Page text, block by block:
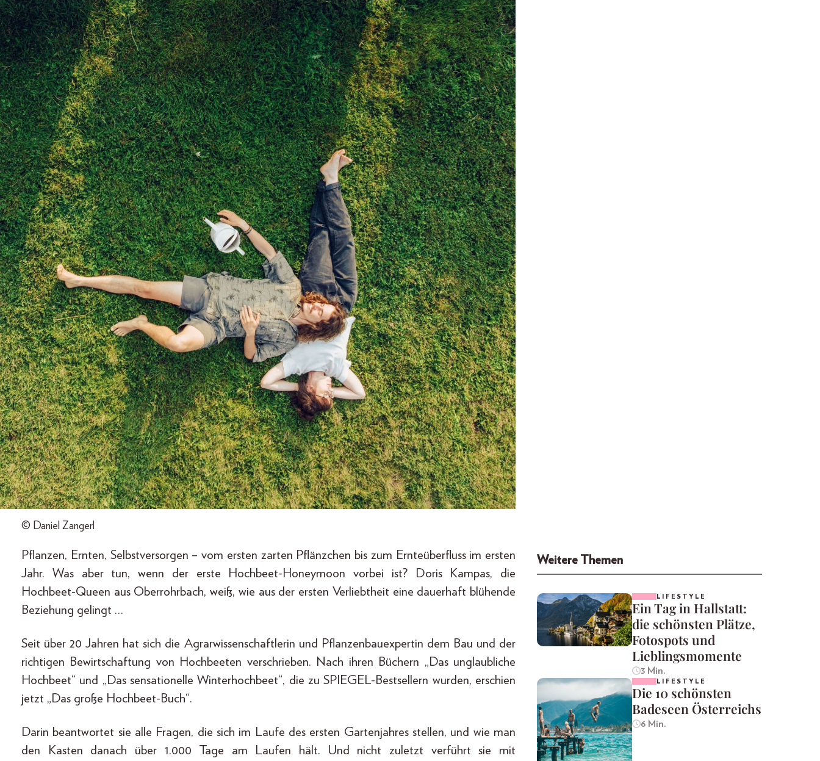
© Daniel Zangerl
Pflanzen, Ernten, Selbstversorgen – vom ersten zarten Pflänzchen bis zum Ernteüberfluss im ersten
Jahr. Was aber tun, wenn der erste Hochbeet-Honeymoon vorbei ist? Doris Kampas, die
Hochbeet-Queen aus Oberrohrbach, weiß, wie aus der ersten Verliebtheit eine dauerhaft blühende
Beziehung gelingt …
Seit über 20 Jahren hat sich die Agrarwissenschaftlerin und Pflanzenbauexpertin dem Bau und der
richtigen Bewirtschaftung von Hochbeeten verschrieben. Nach ihren Büchern „Das unglaubliche
Hochbeet“ und „Das sensationelle Winterhochbeet“, die zu SPIEGEL-Bestsellern wurden, erschien
jetzt „Das große Hochbeet-Buch“.
Darin beantwortet sie alle Fragen, die sich im Laufe des ersten Gartenjahres stellen, und wie man
den Kasten danach über 1.000 Tage am Laufen hält. Und nicht zuletzt verführt sie mit
Weitere Themen
LIFESTYLE
Ein Tag in Hallstatt:
die schönsten Plätze,
Fotospots und
Lieblingsmomente
3 Min.
LIFESTYLE
Die 10 schönsten
Badeseen Österreichs
6 Min.